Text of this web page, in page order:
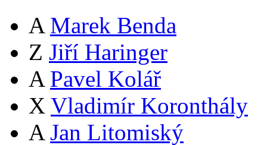
A Marek Benda
Z Jiří Haringer
A Pavel Kolář
X Vladimír Koronthály
A Jan Litomiský